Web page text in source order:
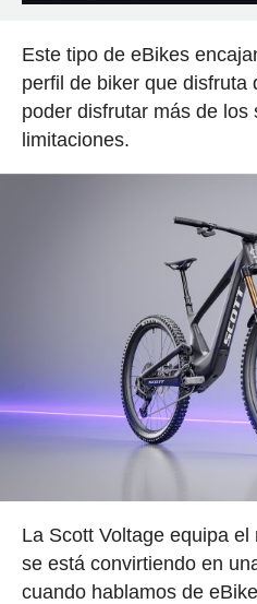
Este tipo de eBikes
perfil de biker que disfruta
poder disfrutar más de los
limitaciones.
La Scott Voltage equipa
se está convirtiendo en
cuando hablamos de